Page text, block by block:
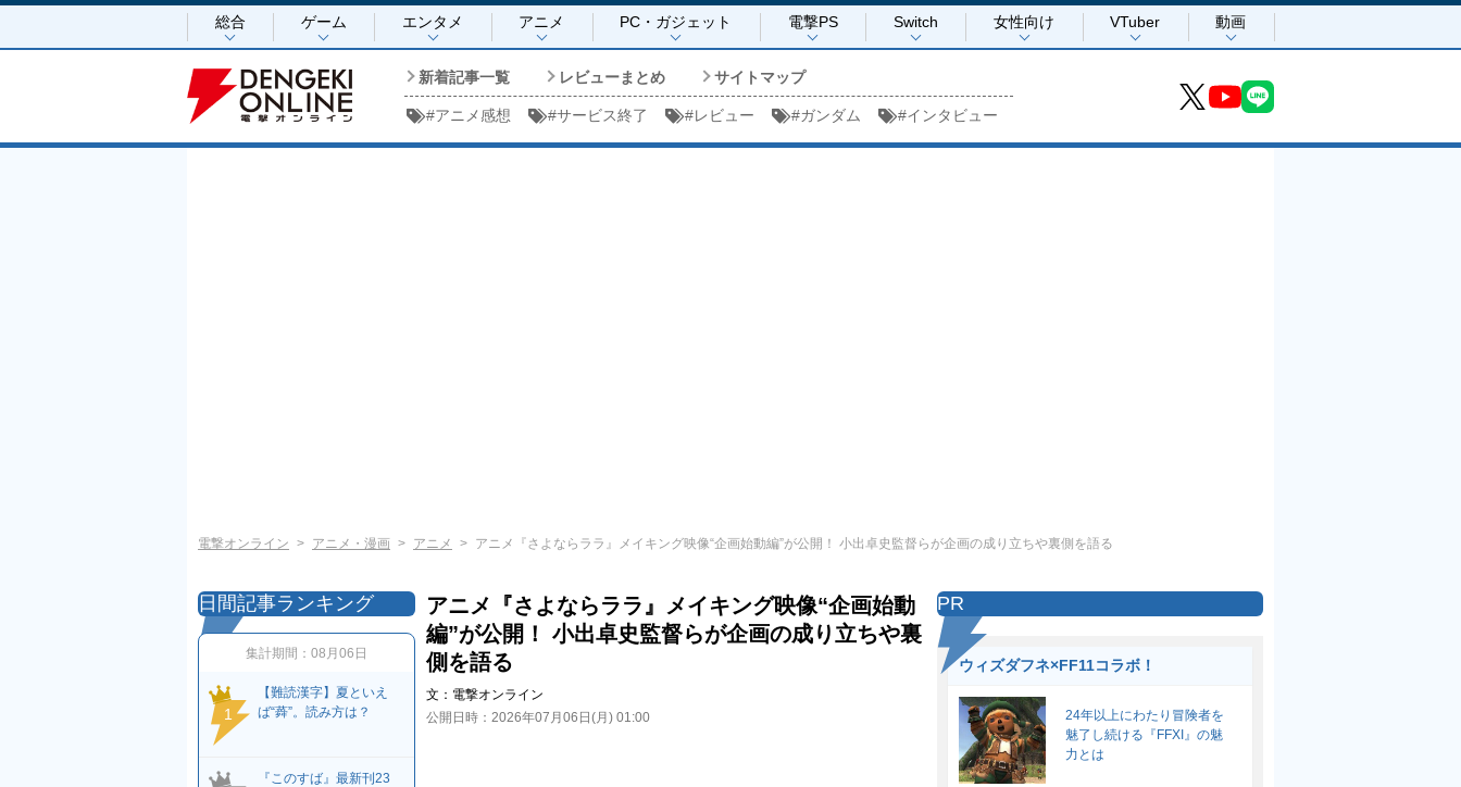
総合 ゲーム エンタメ アニメ PC・ガジェット 電撃PS Switch 女性向け VTuber 動画
新着記事一覧 レビューまとめ サイトマップ
#アニメ感想 #サービス終了 #レビュー #ガンダム #インタビュー
電撃オンライン アニメ・漫画 アニメ アニメ『さよならララ』メイキング映像“企画始動編”が公開！ 小出卓史監督らが企画の成り立ちや裏側を語る
アニメ『さよならララ』メイキング映像“企画始動
編”が公開！ 小出卓史監督らが企画の成り立ちや裏
側を語る
文： 電撃オンライン
公開日時： 2026年07月06日(月) 01:00
日間記事ランキング
集計期間： 08月06日
1
【難読漢字】夏といえ
ば“蕣”。読み方は？
『このすば』最新刊23
PR
ウィズダフネ×FF11コラボ！
24年以上にわたり冒険者を
魅了し続ける『FFXI』の魅
力とは